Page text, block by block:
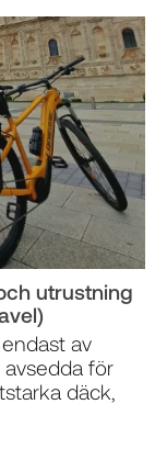
utrustning
av
avsedda för
däck,